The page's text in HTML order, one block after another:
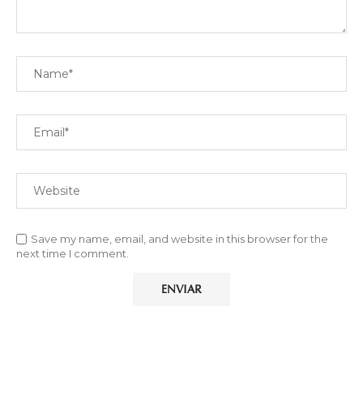
Save my name, email, and website in this browser for the
next time I comment.